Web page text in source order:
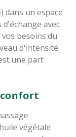
dans un espace
avec
besoins du
d'intensité
une part
végétale